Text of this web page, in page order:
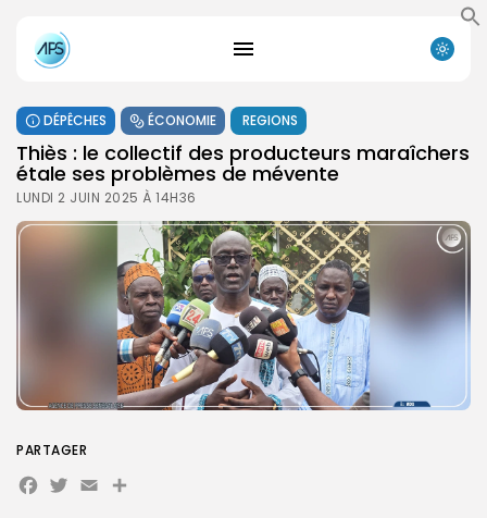
DÉPÊCHES ÉCONOMIE REGIONS
Thiès : le collectif des producteurs maraîchers
étale ses problèmes de mévente
LUNDI 2 JUIN 2025 À 14H36
PARTAGER
Facebook
Twitter
EmailPartager